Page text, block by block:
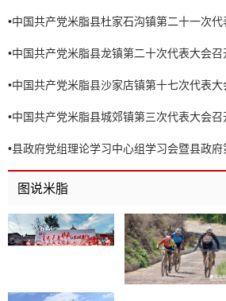
•中国共产党米脂县杜家石沟镇第二十一次
•中国共产党米脂县龙镇第二十次代表大会召
•中国共产党米脂县沙家店镇第十七次代表大
•中国共产党米脂县城郊镇第三次代表大会召
•县政府党组理论学习中心组学习会暨县政
召开
图说米脂